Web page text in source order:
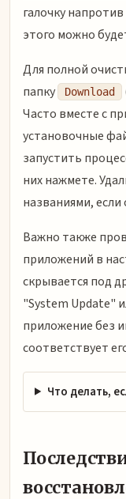
галочку
этого можно
Для полной
папку
Download
Часто вместе с
установочные
запустить
них нажмете.
названиями,
Важно также
приложений в
скрывается под
"System Update"
приложение без
соответствует
Что делать,